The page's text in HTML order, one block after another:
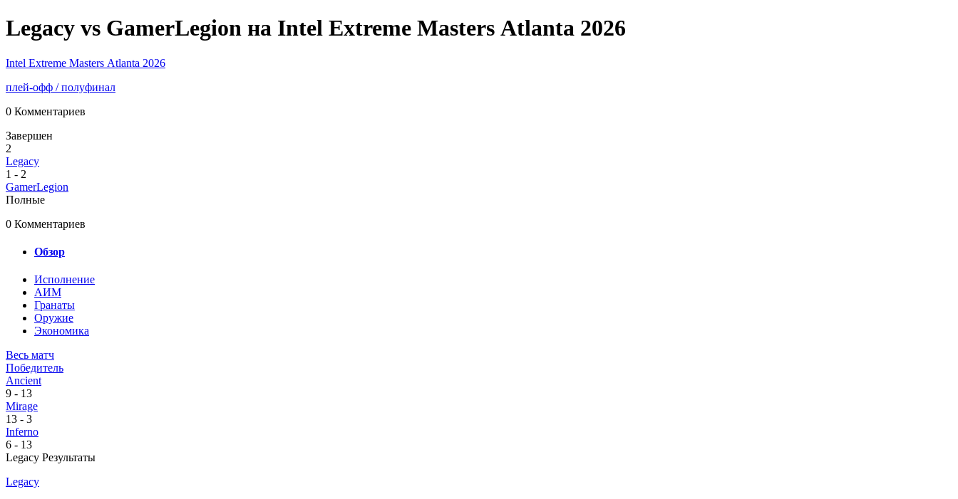
Legacy vs GamerLegion на Intel Extreme Masters Atlanta 2026
Intel Extreme Masters Atlanta 2026
плей-офф / полуфинал
0 Комментариев
Завершен
2
Legacy
1 - 2
GamerLegion
Полные
0 Комментариев
Обзор
Исполнение
AИМ
Гранаты
Оружие
Экономика
Весь матч
Победитель
Ancient
9 - 13
Mirage
13 - 3
Inferno
6 - 13
Legacy Результаты
Legacy